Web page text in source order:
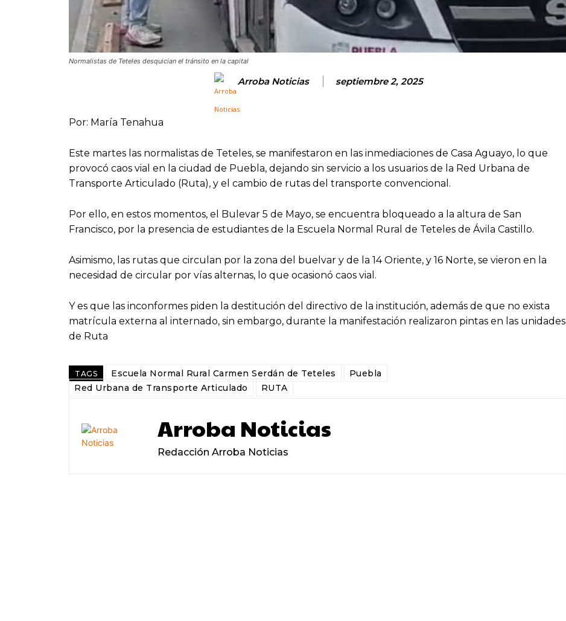
Normalistas de Teteles desquician el tránsito en la capital
Arroba Noticias septiembre 2, 2025
Por: María Tenahua
Este martes las normalistas de Teteles, se manifestaron en las inmediaciones de Casa Aguayo, lo que
provocó caos vial en la ciudad de Puebla, dejando sin servicio a los usuarios de la Red Urbana de
Transporte Articulado (Ruta), y el cambio de rutas del transporte convencional.
Por ello, en estos momentos, el Bulevar 5 de Mayo, se encuentra bloqueado a la altura de San
Francisco, por la presencia de estudiantes de la Escuela Normal Rural de Teteles de Ávila Castillo.
Asimismo, las rutas que circulan por la zona del buelvar y de la 14 Oriente, y 16 Norte, se vieron en la
necesidad de circular por vías alternas, lo que ocasionó caos vial.
Y es que las inconformes piden la destitución del directivo de la institución, además de que no exista
matrícula externa al internado, sin embargo, durante la manifestación realizaron pintas en las unidades
de Ruta
TAGS Escuela Normal Rural Carmen Serdán de Teteles
Puebla
Red Urbana de Transporte Articulado
RUTA
Arroba Noticias
Redacción Arroba Noticias